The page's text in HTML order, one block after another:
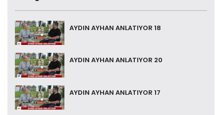
AYDIN AYHAN ANLATIYOR 18
AYDIN AYHAN ANLATIYOR 20
AYDIN AYHAN ANLATIYOR 17